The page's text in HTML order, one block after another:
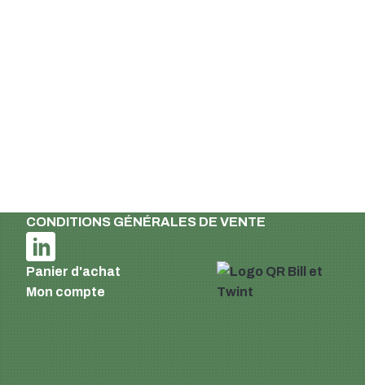
CONDITIONS GÉNÉRALES DE VENTE
Panier d'achat
Mon compte